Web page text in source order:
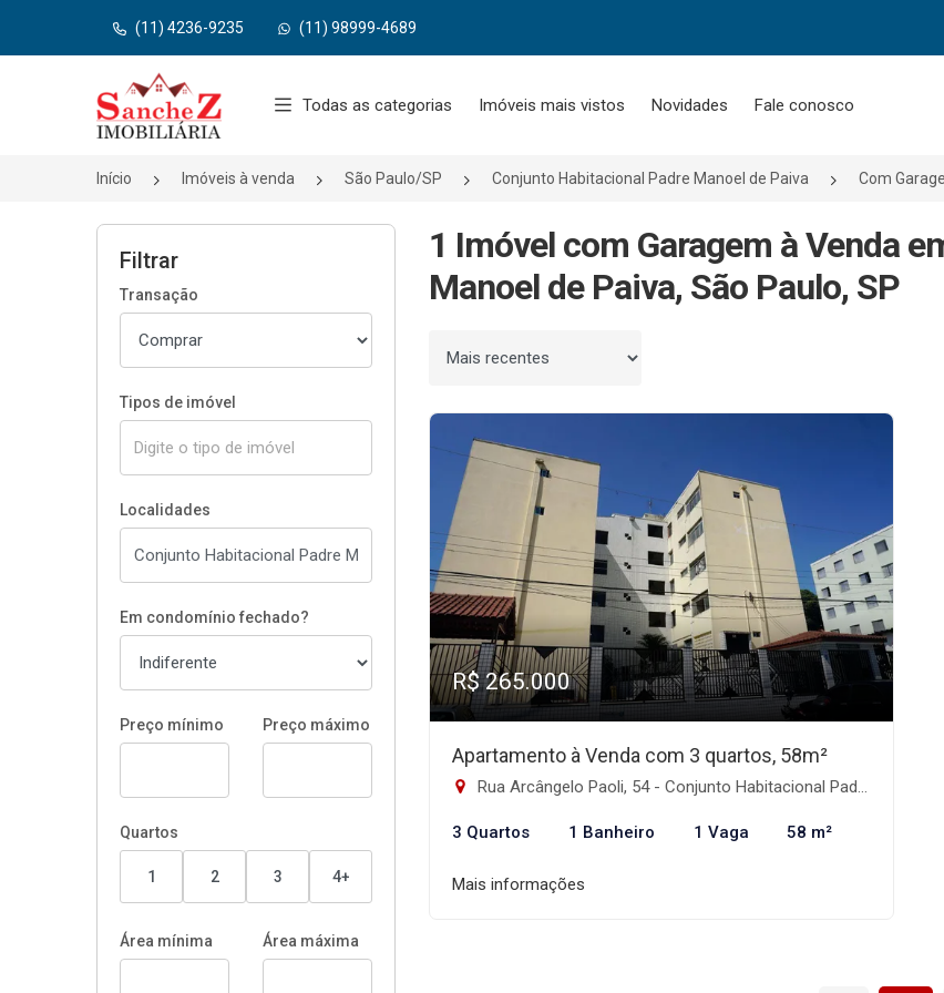
(11) 4236-9235 (11) 98999-4689
Página inicial
Todas as categorias Imóveis mais vistos Novidades Fale conosco
Início Imóveis à venda São Paulo/SP Conjunto Habitacional Padre Manoel de Paiva Com
Filtrar
Transação
Tipos de imóvel
Localidades
Em condomínio fechado?
Preço mínimo Preço máximo
Quartos
1 2 3 4+
Área mínima Área máxima
1 Imóvel com Garagem à Venda
Manoel de Paiva, São Paulo, SP
Ordenar por
R$ 265.000
Apartamento à Venda com 3 quartos, 58m²
Rua Arcângelo Paoli, 54 - Conjunto Habitacional Padre Manoel de Paiva, São Paulo-SP
3 Quartos 1 Banheiro 1 Vaga 58 m²
Mais informações